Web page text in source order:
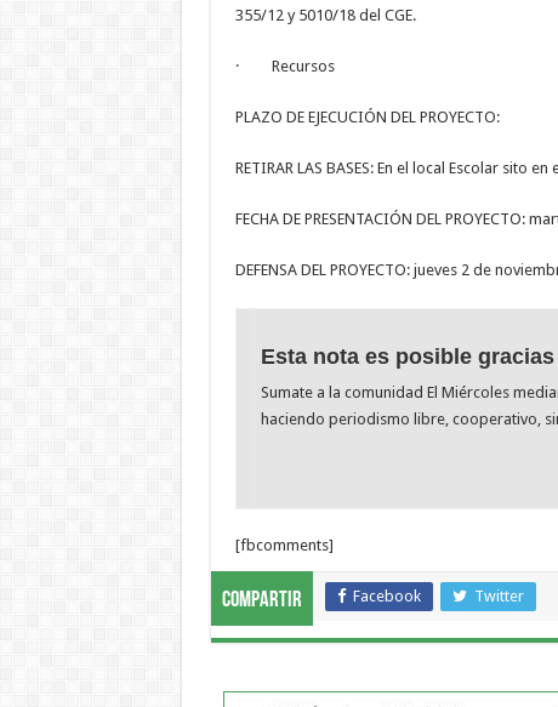
355/12 y 5010/18 del CGE.
· Recursos
PLAZO DE EJECUCIÓN DEL PROYECTO:
RETIRAR LAS BASES: En el local Escolar sito
FECHA DE PRESENTACIÓN DEL PROYECTO:
DEFENSA DEL PROYECTO: jueves 2 de
Esta nota es posible
Sumate a la comunidad El Miércoles
haciendo periodismo libre, cooperativo,
[fbcomments]
Compartir Facebook Twitter